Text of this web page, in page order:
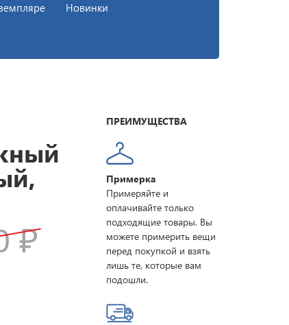
Новинки
₽
ПРЕИМУЩЕСТВА
Примерка
Примеряйте и
оплачивайте только
подходящие товары. Вы
можете примерить вещи
перед покупкой и взять
лишь те, которые вам
подошли.